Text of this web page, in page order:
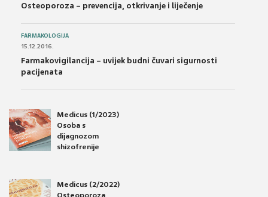
Osteoporoza – prevencija, otkrivanje i liječenje
FARMAKOLOGIJA
15.12.2016.
Farmakovigilancija – uvijek budni čuvari sigurnosti
pacijenata
Medicus (1/2023)
Osoba s
dijagnozom
shizofrenije
Medicus (2/2022)